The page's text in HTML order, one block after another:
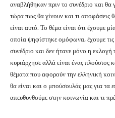
αναβλήθηκαν πριν το συνέδριο και
τώρα πως θα γίνουν και τι αποφάσεις
είναι αυτό. Το θέμα είναι ότι έχουμε
οποία ψηφίστηκε ομόφωνα, έχουμε τις
συνέδριο και δεν ήτανε μόνο η
κυριάρχησε αλλά είναι ένας
θέματα που αφορούν την ελληνική
θα είναι και ο μπούσουλάς μας για τα
απευθυνθούμε στην κοινωνία και τι